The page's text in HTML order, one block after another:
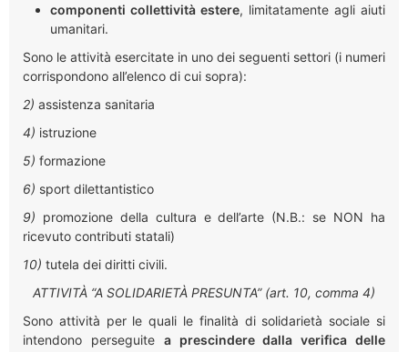
componenti collettività estere, limitatamente agli aiuti
umanitari.
Sono le attività esercitate in uno dei seguenti settori (i numeri
corrispondono all’elenco di cui sopra):
2) assistenza sanitaria
4) istruzione
5) formazione
6) sport dilettantistico
9) promozione della cultura e dell’arte (N.B.: se NON ha
ricevuto contributi statali)
10) tutela dei diritti civili.
ATTIVITÀ “A SOLIDARIETÀ PRESUNTA” (art. 10, comma 4)
Sono attività per le quali le finalità di solidarietà sociale si
intendono perseguite a prescindere dalla verifica delle